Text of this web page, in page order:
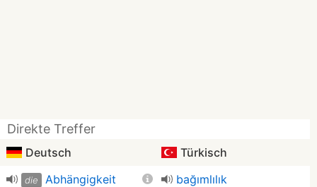
Direkte Treffer
Deutsch Türkisch
die Abhängigkeit bağımlılık